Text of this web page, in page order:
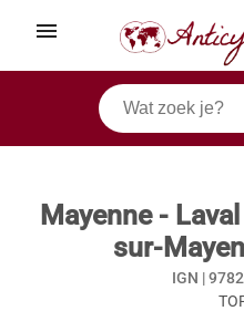
menu
Mayenne -
sur-
IGN |